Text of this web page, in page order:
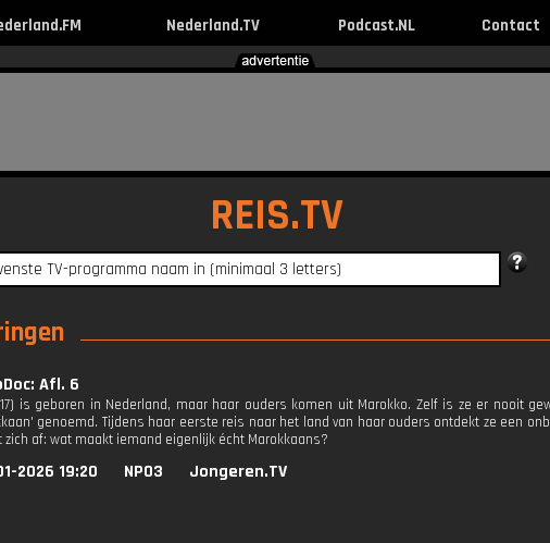
Nederland.TV Podcast.NL Contact
REIS.TV
Afl. 6
is geboren in Nederland, maar haar ouders komen uit Marokko. Zelf is ze er nooit
genoemd. Tijdens haar eerste reis naar het land van haar ouders ontdekt ze een
zich af: wat maakt iemand eigenlijk écht Marokkaans?
2026 19:20 NPO3 Jongeren.TV